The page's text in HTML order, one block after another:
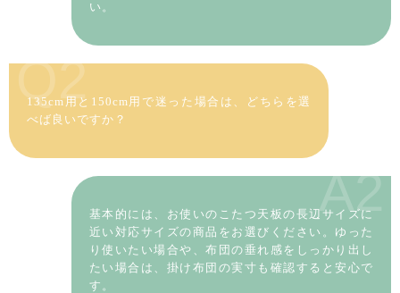
い。
Q2
135cm用と150cm用で迷った場合は、どちらを選
べば良いですか？
A2
基本的には、お使いのこたつ天板の長辺サイズに
近い対応サイズの商品をお選びください。ゆった
り使いたい場合や、布団の垂れ感をしっかり出し
たい場合は、掛け布団の実寸も確認すると安心で
す。